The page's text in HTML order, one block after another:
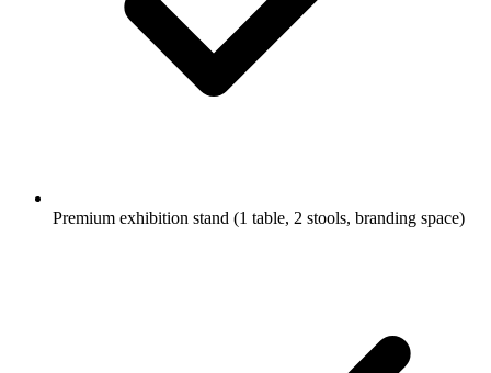
Premium exhibition stand (1 table, 2 stools, branding space)